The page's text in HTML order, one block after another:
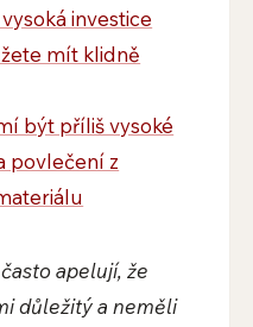
investice
mít klidně
být příliš vysoké
povlečení z
apelují, že
důležitý a neměli